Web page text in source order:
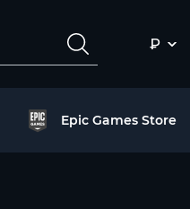
₽
Epic Games Store